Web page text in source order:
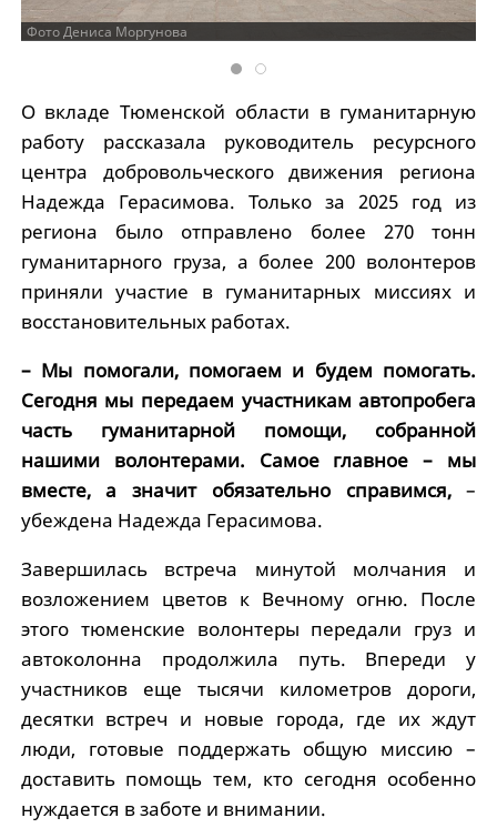
Фото Дениса Моргунова
О вкладе Тюменской области в гуманитарную
работу рассказала руководитель ресурсного
центра добровольческого движения региона
Надежда Герасимова. Только за 2025 год из
региона было отправлено более 270 тонн
гуманитарного груза, а более 200 волонтеров
приняли участие в гуманитарных миссиях и
восстановительных работах.
– Мы помогали, помогаем и будем помогать.
Сегодня мы передаем участникам автопробега
часть гуманитарной помощи, собранной
нашими волонтерами. Самое главное – мы
вместе, а значит обязательно справимся,–
убеждена Надежда Герасимова.
Завершилась встреча минутой молчания и
возложением цветов к Вечному огню. После
этого тюменские волонтеры передали груз и
автоколонна продолжила путь. Впереди у
участников еще тысячи километров дороги,
десятки встреч и новые города, где их ждут
люди, готовые поддержать общую миссию –
доставить помощь тем, кто сегодня особенно
нуждается в заботе и внимании.